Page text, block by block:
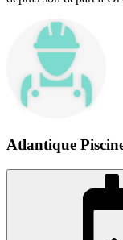
Atlantique